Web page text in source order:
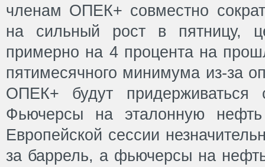
членам ОПЕК+ совместно
на сильный рост в пятницу,
примерно на 4 процента на
пятимесячного минимума из-за
ОПЕК+ будут придерживаться
Фьючерсы на эталонную
Европейской сессии
за баррель, а фьючерсы на